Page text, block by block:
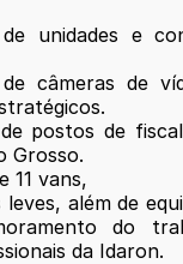
de unidades e
câmeras de
postos de
Grosso.
11 vans,
além de
do
da Idaron.